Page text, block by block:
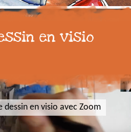
dessin en visio avec Zoom
en visio